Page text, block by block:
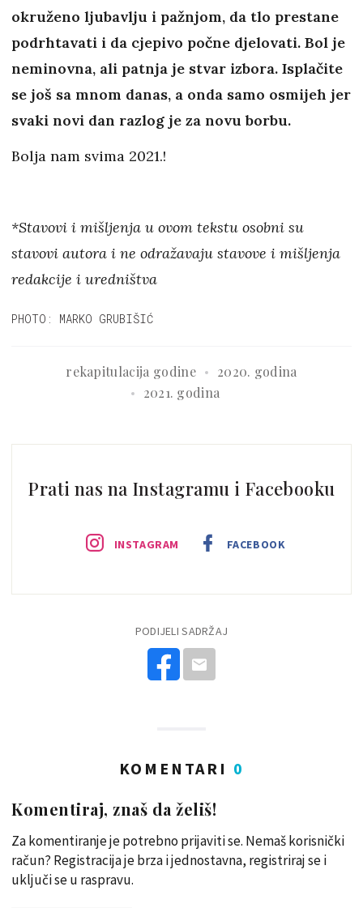
okruženo ljubavlju i pažnjom, da tlo prestane
podrhtavati i da cjepivo počne djelovati. Bol je
neminovna, ali patnja je stvar izbora. Isplačite
se još sa mnom danas, a onda samo osmijeh jer
svaki novi dan razlog je za novu borbu.
Bolja nam svima 2021.!
*Stavovi i mišljenja u ovom tekstu osobni su
stavovi autora i ne odražavaju stavove i mišljenja
redakcije i uredništva
PHOTO: MARKO GRUBIŠIĆ
rekapitulacija godine
2020. godina
2021. godina
Prati nas na Instagramu i Facebooku
INSTAGRAM FACEBOOK
PODIJELI SADRŽAJ
KOMENTARI 0
Komentiraj, znaš da želiš!
Za komentiranje je potrebno prijaviti se. Nemaš korisnički
račun? Registracija je brza i jednostavna, registriraj se i
uključi se u raspravu.